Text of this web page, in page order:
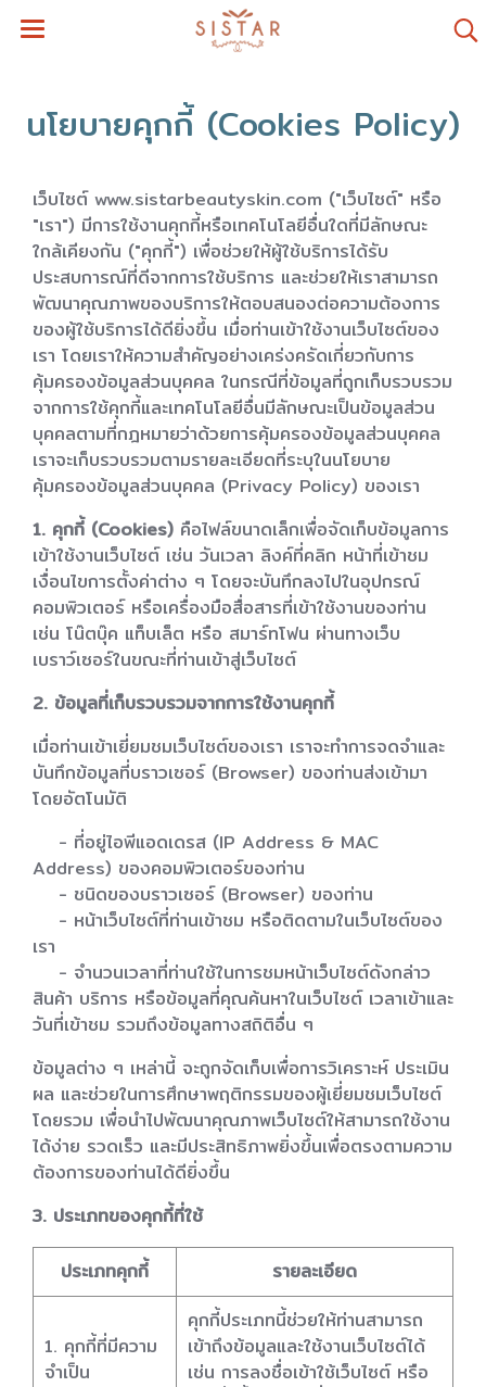
นโยบายคุกกี้ (Cookies Policy)
เว็บไซต์ www.sistarbeautyskin.com ("เว็บไซต์" หรือ
"เรา") มีการใช้งานคุกกี้หรือเทคโนโลยีอื่นใดที่มีลักษณะ
ใกล้เคียงกัน ("คุกกี้") เพื่อช่วยให้ผู้ใช้บริการได้รับ
ประสบการณ์ที่ดีจากการใช้บริการ และช่วยให้เราสามารถ
พัฒนาคุณภาพของบริการให้ตอบสนองต่อความต้องการ
ของผู้ใช้บริการได้ดียิ่งขึ้น เมื่อท่านเข้าใช้งานเว็บไซต์ของ
เรา โดยเราให้ความสำคัญอย่างเคร่งครัดเกี่ยวกับการ
คุ้มครองข้อมูลส่วนบุคคล ในกรณีที่ข้อมูลที่ถูกเก็บรวบรวม
จากการใช้คุกกี้และเทคโนโลยีอื่นมีลักษณะเป็นข้อมูลส่วน
บุคคลตามที่กฎหมายว่าด้วยการคุ้มครองข้อมูลส่วนบุคคล
เราจะเก็บรวบรวมตามรายละเอียดที่ระบุในนโยบาย
คุ้มครองข้อมูลส่วนบุคคล (Privacy Policy) ของเรา
1. คุกกี้ (Cookies) คือไฟล์ขนาดเล็กเพื่อจัดเก็บข้อมูลการ
เข้าใช้งานเว็บไซต์ เช่น วันเวลา ลิงค์ที่คลิก หน้าที่เข้าชม
เงื่อนไขการตั้งค่าต่าง ๆ โดยจะบันทึกลงไปในอุปกรณ์
คอมพิวเตอร์ หรือเครื่องมือสื่อสารที่เข้าใช้งานของท่าน
เช่น โน๊ตบุ๊ค แท็บเล็ต หรือ สมาร์ทโฟน ผ่านทางเว็บ
เบราว์เซอร์ในขณะที่ท่านเข้าสู่เว็บไซต์
2. ข้อมูลที่เก็บรวบรวมจากการใช้งานคุกกี้
เมื่อท่านเข้าเยี่ยมชมเว็บไซต์ของเรา เราจะทำการจดจำและ
บันทึกข้อมูลที่บราวเซอร์ (Browser) ของท่านส่งเข้ามา
โดยอัตโนมัติ
- ที่อยู่ไอพีแอดเดรส (IP Address & MAC
Address) ของคอมพิวเตอร์ของท่าน
- ชนิดของบราวเซอร์ (Browser) ของท่าน
- หน้าเว็บไซต์ที่ท่านเข้าชม หรือติดตามในเว็บไซต์ของ
เรา
- จำนวนเวลาที่ท่านใช้ในการชมหน้าเว็บไซต์ดังกล่าว
สินค้า บริการ หรือข้อมูลที่คุณค้นหาในเว็บไซต์ เวลาเข้าและ
วันที่เข้าชม รวมถึงข้อมูลทางสถิติอื่น ๆ
ข้อมูลต่าง ๆ เหล่านี้ จะถูกจัดเก็บเพื่อการวิเคราะห์ ประเมิน
ผล และช่วยในการศึกษาพฤติกรรมของผู้เยี่ยมชมเว็บไซต์
โดยรวม เพื่อนำไปพัฒนาคุณภาพเว็บไซต์ให้สามารถใช้งาน
ได้ง่าย รวดเร็ว และมีประสิทธิภาพยิ่งขึ้นเพื่อตรงตามความ
ต้องการของท่านได้ดียิ่งขึ้น
3. ประเภทของคุกกี้ที่ใช้
ประเภทคุกกี้ รายละเอียด
1. คุกกี้ที่มีความ
จำเป็น
คุกกี้ประเภทนี้ช่วยให้ท่านสามารถ
เข้าถึงข้อมูลและใช้งานเว็บไซต์ได้
เช่น การลงชื่อเข้าใช้เว็บไซต์ หรือ